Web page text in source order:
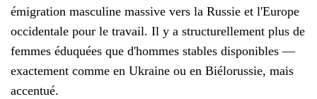
émigration masculine massive vers la Russie et l'Europe
occidentale pour le travail. Il y a structurellement plus de
femmes éduquées que d'hommes stables disponibles —
exactement comme en Ukraine ou en Biélorussie, mais
accentué.